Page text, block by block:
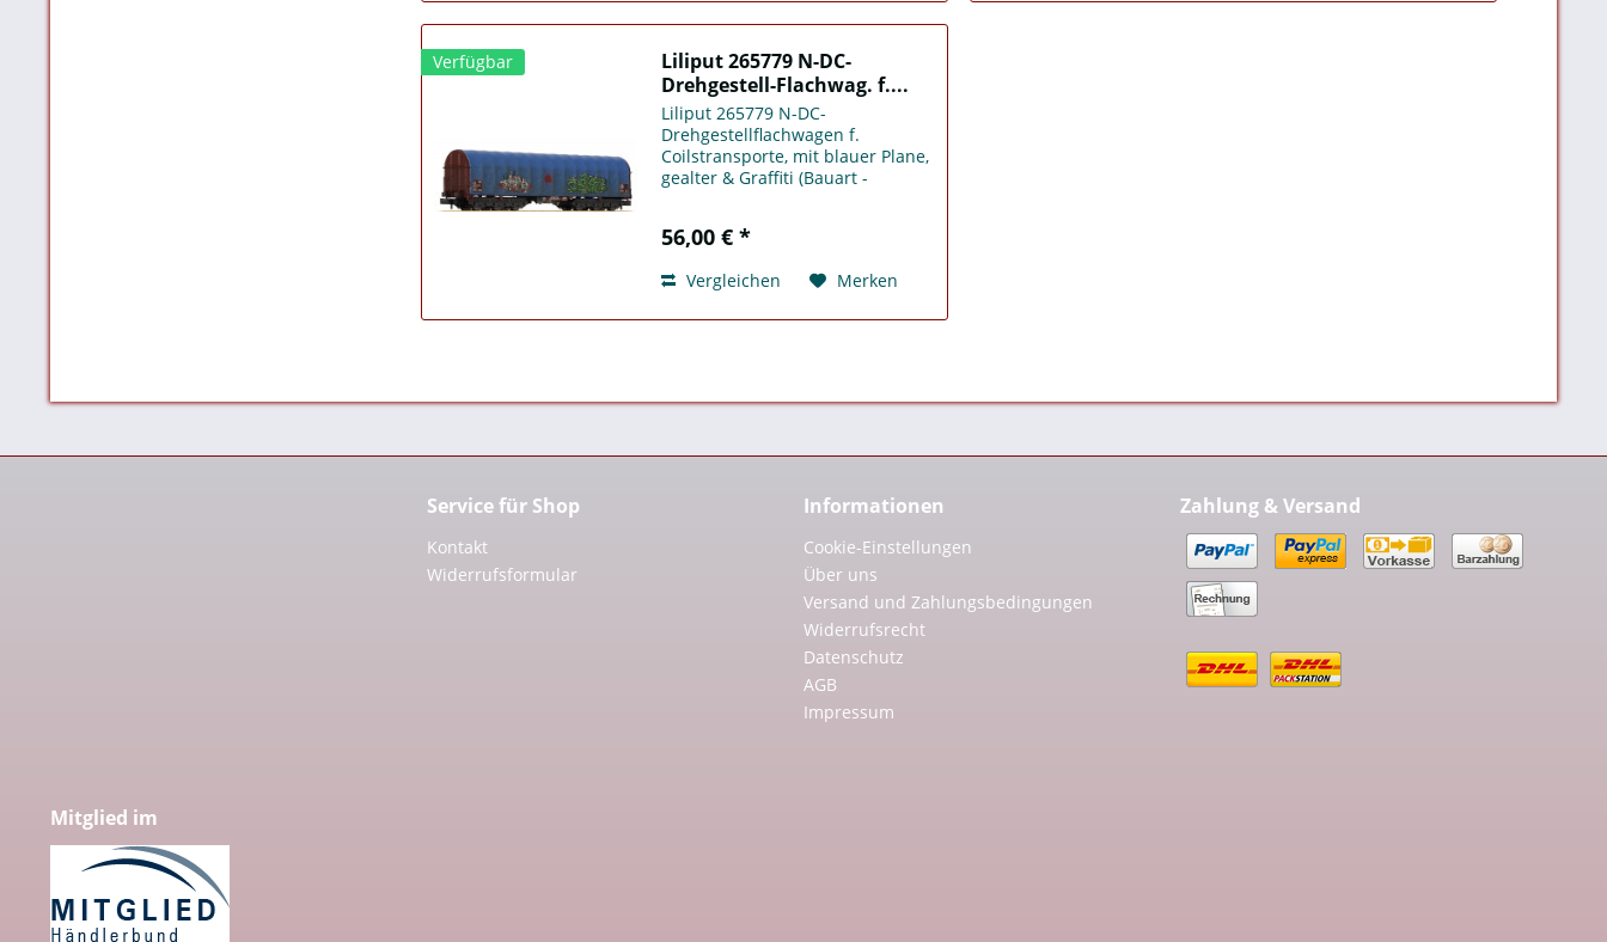
Verfügbar
Liliput 265779 N-DC-
Drehgestell-Flachwag. f....
Liliput 265779 N-DC-
Drehgestellflachwagen f.
Coilstransporte, mit blauer Plane,
gealter & Graffiti (Bauart -
56,00 € *
Vergleichen Merken
Service für Shop
Kontakt
Widerrufsformular
Informationen
Cookie-Einstellungen
Über uns
Versand und Zahlungsbedingungen
Widerrufsrecht
Datenschutz
AGB
Impressum
Zahlung & Versand
Mitglied im